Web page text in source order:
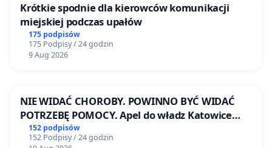
Krótkie spodnie dla kierowców komunikacji
miejskiej podczas upałów
175 podpisów
175 Podpisy / 24 godzin
9 Aug 2026
NIE WIDAĆ CHOROBY. POWINNO BYĆ WIDAĆ
POTRZEBĘ POMOCY. Apel do władz Katowice
Airport o przystąpienie do programu HIDDEN
DISABILITIES SUNFLOWER – SŁONECZNIK –
152 podpisów
152 Podpisy / 24 godzin